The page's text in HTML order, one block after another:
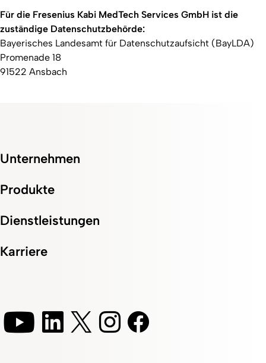
Für die Fresenius Kabi MedTech Services GmbH ist die
zuständige Datenschutzbehörde:
Bayerisches Landesamt für Datenschutzaufsicht (BayLDA)
Promenade 18
91522 Ansbach
Unternehmen
Produkte
Dienstleistungen
Karriere